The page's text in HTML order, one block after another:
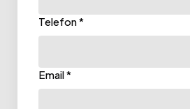
Telefon *
Email *